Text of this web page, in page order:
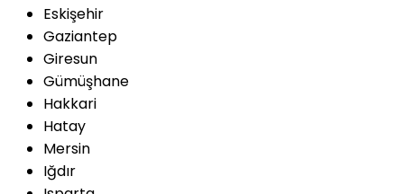
Eskişehir
Gaziantep
Giresun
Gümüşhane
Hakkari
Hatay
Mersin
Iğdır